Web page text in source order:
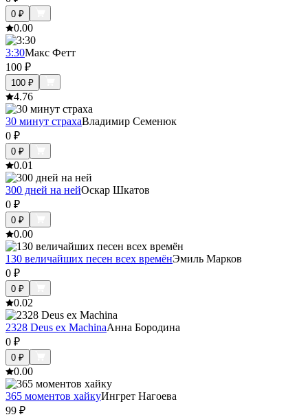
0 ₽
0.00
3:30Макс Фетт
100 ₽
100 ₽
4.76
30 минут страхаВладимир Семенюк
0 ₽
0 ₽
0.01
300 дней на нейОскар Шкатов
0 ₽
0 ₽
0.00
130 величайших песен всех времёнЭмиль Марков
0 ₽
0 ₽
0.02
2328 Deus ex MachinaАнна Бородина
0 ₽
0 ₽
0.00
365 моментов хайкуИнгрет Нагоева
99 ₽